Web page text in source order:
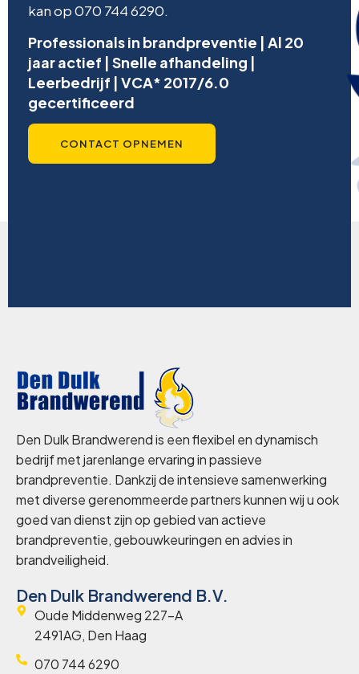
kan op 070 744 6290.
Professionals in brandpreventie | Al 20
jaar actief | Snelle afhandeling |
Leerbedrijf | VCA* 2017/6.0
gecertificeerd
CONTACT OPNEMEN
Den Dulk Brandwerend is een flexibel en dynamisch
bedrijf met jarenlange ervaring in passieve
brandpreventie. Dankzij de intensieve samenwerking
met diverse gerenommeerde partners kunnen wij u ook
goed van dienst zijn op gebied van actieve
brandpreventie, gebouwkeuringen en advies in
brandveiligheid.
Den Dulk Brandwerend B.V.
Oude Middenweg 227-A
2491AG, Den Haag
070 744 6290